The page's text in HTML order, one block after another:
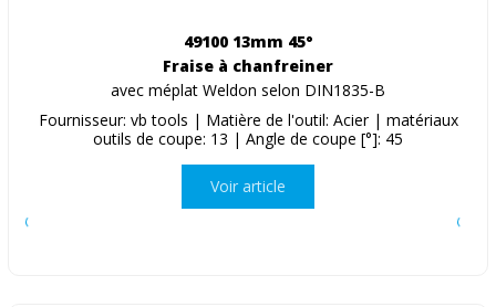
49100 13mm 45°
Fraise à chanfreiner
avec méplat Weldon selon DIN1835-B
Fournisseur: vb tools | Matière de l'outil: Acier | matériaux
outils de coupe: 13 | Angle de coupe [°]: 45
Voir article